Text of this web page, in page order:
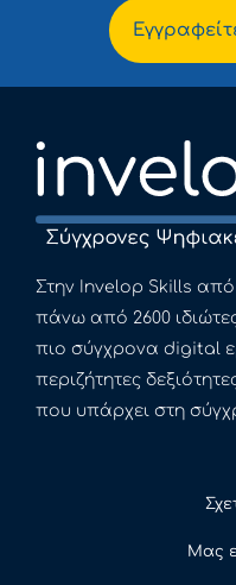
Στην Invelop Skills από
πάνω από 2600
πιο σύγχρονα digital
περιζήτητες
που υπάρχει στη
Μας